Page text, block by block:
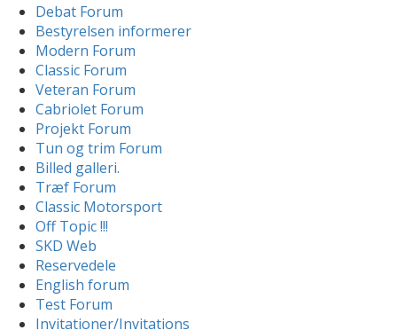
Debat Forum
Bestyrelsen informerer
Modern Forum
Classic Forum
Veteran Forum
Cabriolet Forum
Projekt Forum
Tun og trim Forum
Billed galleri.
Træf Forum
Classic Motorsport
Off Topic !!!
SKD Web
Reservedele
English forum
Test Forum
Invitationer/Invitations